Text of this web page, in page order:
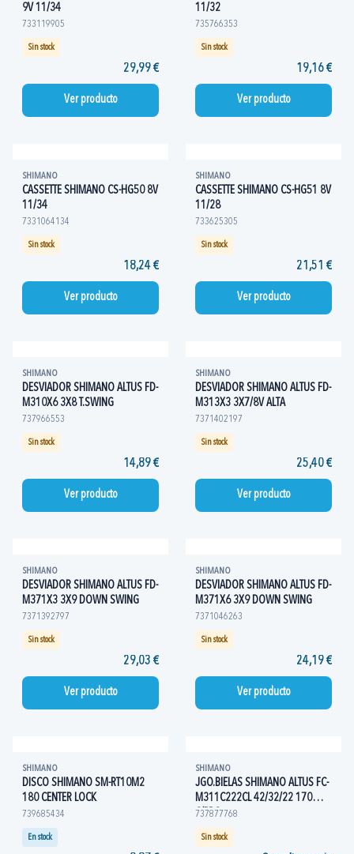
9V 11/34
733119905
Sin stock
29,99 €
Ver producto
11/32
735766353
Sin stock
19,16 €
Ver producto
SHIMANO
CASSETTE SHIMANO CS-HG50 8V
11/34
7331064134
Sin stock
18,24 €
Ver producto
SHIMANO
CASSETTE SHIMANO CS-HG51 8V
11/28
733625305
Sin stock
21,51 €
Ver producto
SHIMANO
DESVIADOR SHIMANO ALTUS FD-
M310X6 3X8 T.SWING
737966553
Sin stock
14,89 €
Ver producto
SHIMANO
DESVIADOR SHIMANO ALTUS FD-
M313X3 3X7/8V ALTA
7371402197
Sin stock
25,40 €
Ver producto
SHIMANO
DESVIADOR SHIMANO ALTUS FD-
M371X3 3X9 DOWN SWING
7371392797
Sin stock
29,03 €
Ver producto
SHIMANO
DESVIADOR SHIMANO ALTUS FD-
M371X6 3X9 DOWN SWING
7371046263
Sin stock
24,19 €
Ver producto
SHIMANO
DISCO SHIMANO SM-RT10M2
180 CENTER LOCK
739685434
En stock
SHIMANO
JGO.BIELAS SHIMANO ALTUS FC-
M311C222CL 42/32/22 170
C/PRO
737877768
Sin stock